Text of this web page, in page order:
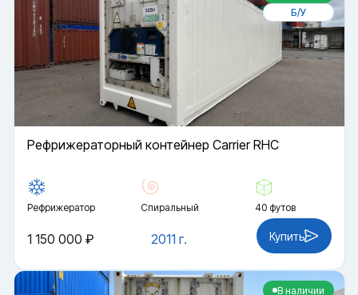
Б/У
Рефрижераторный контейнер Carrier RHC
Рефрижератор Спиральный 40 футов
2011 г.
1 150 000 ₽ Купить
В наличии